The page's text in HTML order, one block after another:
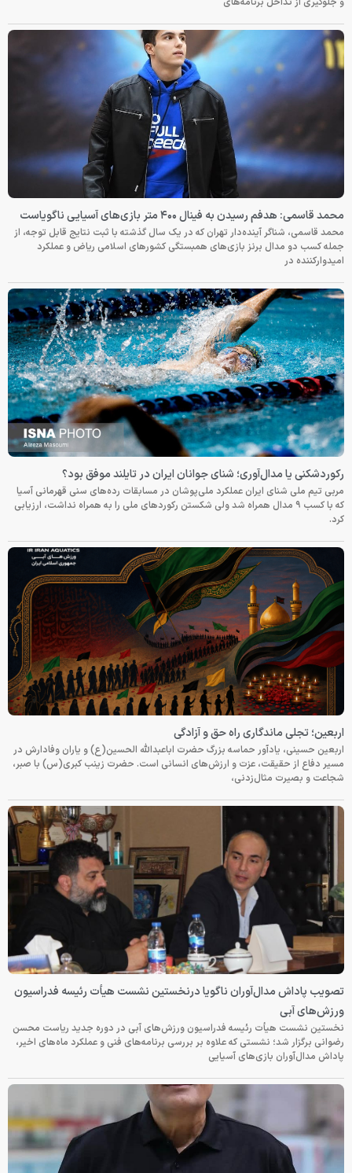
محمد قاسمی: هدفم رسیدن به فینال ۴۰۰ متر بازی‌های آسیایی ناگویاست
محمد قاسمی، شناگر آینده‌دار تهران که در یک سال گذشته با ثبت نتایج قابل توجه، از
جمله کسب دو مدال برنز بازی‌های همبستگی کشورهای اسلامی ریاض و عملکرد
امیدوارکننده در
رکوردشکنی یا مدال‌آوری؛ شنای جوانان ایران در تایلند موفق بود؟
مربی تیم ملی شنای ایران عملکرد ملی‌پوشان در مسابقات رده‌های سنی قهرمانی آسیا
که با کسب ۹ مدال همراه شد ولی شکستن رکوردهای ملی را به همراه نداشت، ارزیابی
کرد.
اربعین؛ تجلی ماندگاری راه حق و آزادگی
اربعین حسینی، یادآور حماسه بزرگ حضرت اباعبدالله الحسین(ع) و یاران وفادارش در
مسیر دفاع از حقیقت، عزت و ارزش‌های انسانی است. حضرت زینب کبری(س) با صبر،
شجاعت و بصیرت مثال‌زدنی،
تصویب پاداش مدال‌آوران ناگویا درنخستین نشست هیأت رئیسه فدراسیون
ورزش‌های آبی
نخستین نشست هیأت رئیسه فدراسیون ورزش‌های آبی در دوره جدید ریاست محسن
رضوانی برگزار شد؛ نشستی که علاوه بر بررسی برنامه‌های فنی و عملکرد ماه‌های اخیر،
پاداش مدال‌آوران بازی‌های آسیایی